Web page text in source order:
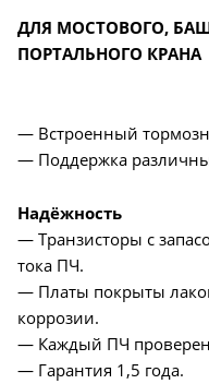
ДЛЯ МОСТОВОГО,
ПОРТАЛЬНОГО КРАНА
— Встроенный
— Поддержка
Надёжность
— Транзисторы с
тока ПЧ.
— Платы покрыты
коррозии.
— Каждый ПЧ проверен
— Гарантия 1,5 года.